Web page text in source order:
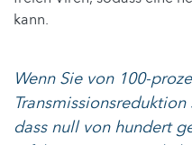
kann.
Wenn Sie von 100-
dass null von hundert